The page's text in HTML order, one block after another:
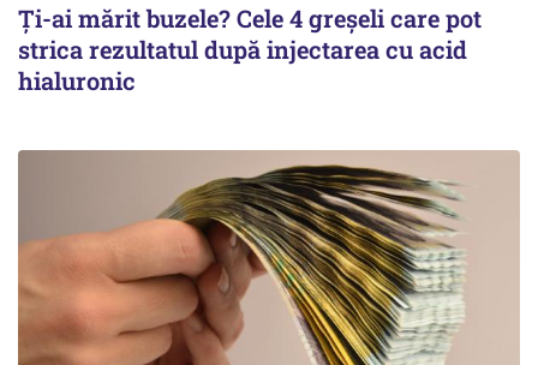
Ți-ai mărit buzele? Cele 4 greșeli care pot
strica rezultatul după injectarea cu acid
hialuronic